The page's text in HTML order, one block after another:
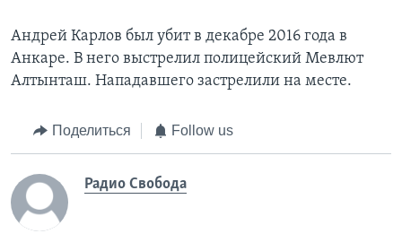
Андрей Карлов был убит в декабре 2016 года в
Анкаре. В него выстрелил полицейский Мевлют
Алтынташ. Нападавшего застрелили на месте.
Поделиться Follow us
Радио Свобода